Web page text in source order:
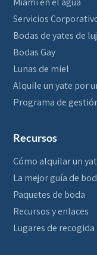
Servicios
Bodas de yates de
Bodas Gay
Lunas de miel
Alquile un yate por
Programa de
Recursos
Cómo alquilar un
La mejor guía de
Paquetes de boda
Recursos y enlaces
Lugares de recogida